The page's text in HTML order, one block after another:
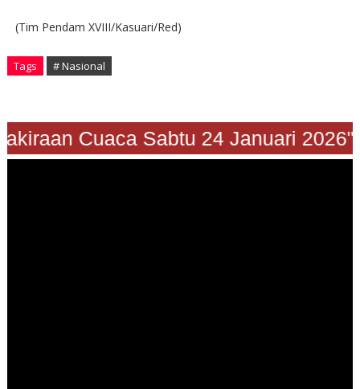
(Tim Pendam XVIII/Kasuari/Red)
Tags # Nasional
Cuaca Sabtu 24 Januari